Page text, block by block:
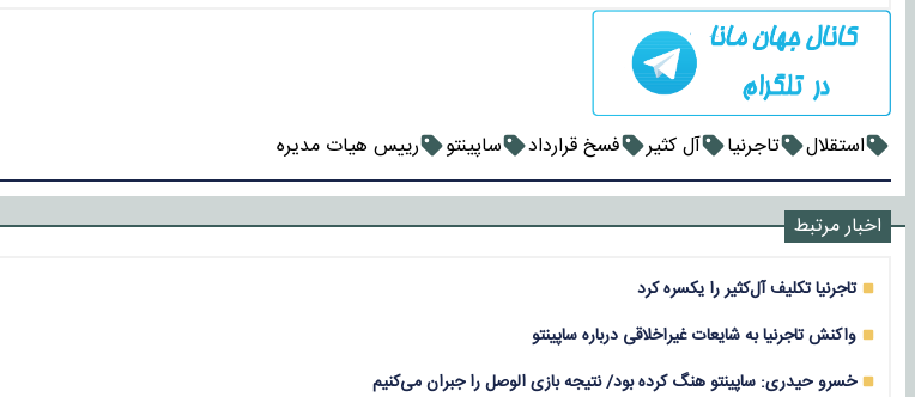
استقلال تاجرنیا آل کثیر فسخ قرارداد ساپینتو رییس هیات مدیره
اخبار مرتبط
تاجرنیا تکلیف آل‌کثیر را یکسره کرد
واکنش تاجرنیا به شایعات غیراخلاقی درباره ساپینتو
خسرو حیدری: ساپینتو هنگ کرده بود/ نتیجه بازی الوصل را جبران می‌کنیم